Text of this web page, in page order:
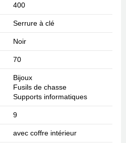
400
Serrure à clé
Noir
70
Bijoux
Fusils de chasse
Supports informatiques
9
avec coffre intérieur